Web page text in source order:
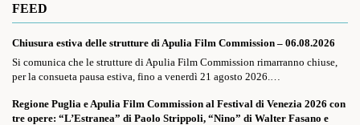
FEED
Chiusura estiva delle strutture di Apulia Film Commission – 06.08.2026
Si comunica che le strutture di Apulia Film Commission rimarranno chiuse,
per la consueta pausa estiva, fino a venerdì 21 agosto 2026.…
Regione Puglia e Apulia Film Commission al Festival di Venezia 2026 con
tre opere: “L’Estranea” di Paolo Strippoli, “Nino” di Walter Fasano e